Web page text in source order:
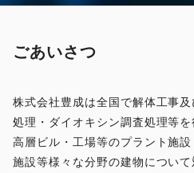
ごあいさつ
株式会社豊成は全国で解体工事
処理・ダイオキシン調査処理等を
高層ビル・工場等のプラント施
施設等様々な分野の建物について